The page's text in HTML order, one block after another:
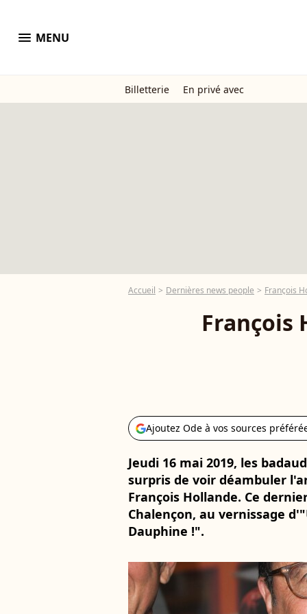
menu MENU
Billetterie En privé avec
Accueil Dernières news people François
François
Ajoutez Ode à vos sources
Jeudi 16 mai 2019, les
surpris de voir déambuler
François Hollande. Ce
Chalençon, au vernissage
Dauphine !".